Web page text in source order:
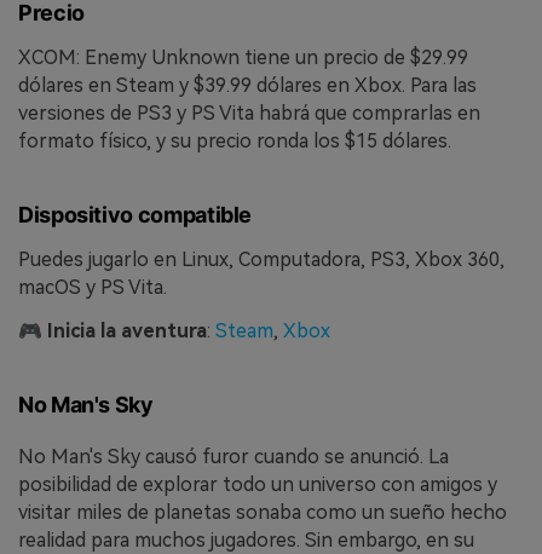
Precio
XCOM: Enemy Unknown tiene un precio de $29.99
dólares en Steam y $39.99 dólares en Xbox. Para las
versiones de PS3 y PS Vita habrá que comprarlas en
formato físico, y su precio ronda los $15 dólares.
Dispositivo compatible
Puedes jugarlo en Linux, Computadora, PS3, Xbox 360,
macOS y PS Vita.
🎮 Inicia la aventura: Steam, Xbox
No Man's Sky
No Man's Sky causó furor cuando se anunció. La
posibilidad de explorar todo un universo con amigos y
visitar miles de planetas sonaba como un sueño hecho
realidad para muchos jugadores. Sin embargo, en su